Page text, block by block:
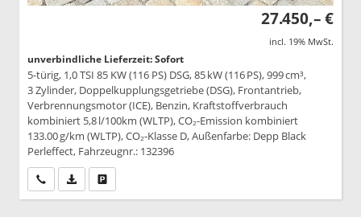
27.450,– €
incl. 19% MwSt.
unverbindliche Lieferzeit: Sofort
5-türig, 1,0 TSI 85 KW (116 PS) DSG, 85 kW (116 PS), 999 cm³,
3 Zylinder, Doppelkupplungsgetriebe (DSG), Frontantrieb,
Verbrennungsmotor (ICE), Benzin, Kraftstoffverbrauch
kombiniert 5,8 l/100km (WLTP), CO₂-Emission kombiniert
133.00 g/km (WLTP), CO₂-Klasse D, Außenfarbe: Depp Black
Perleffect, Fahrzeugnr.: 132396
Wir rufen Sie anPDF-Datei, Fahrzeugexposé drucken